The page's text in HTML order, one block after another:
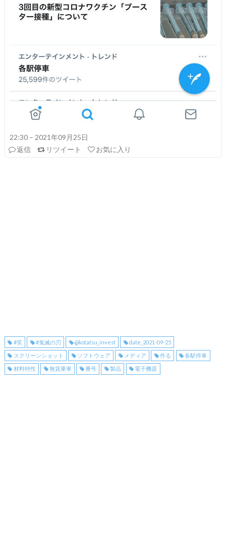
22:30 – 2021年09月25日
返信
リツイート お気に入り
#笑 #鬼滅の刃 @kotatsu_invest date_2021-09-25
スクリーンショット ソフトウェア メディア 作る 各駅停車
材料特性 無賃乗車 番号 製品 電子機器